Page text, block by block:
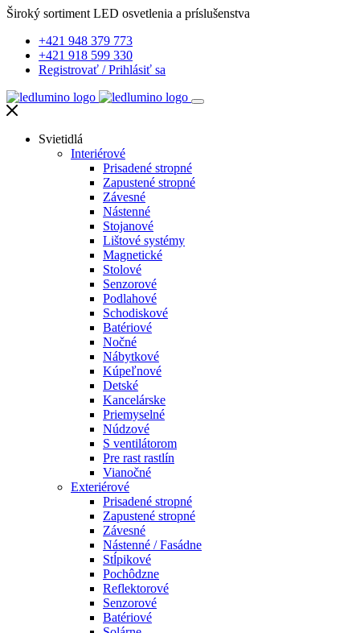
Široký sortiment LED osvetlenia a príslušenstva
+421 948 379 773
+421 918 599 330
Registrovať /Prihlásiť sa
Svietidlá
Interiérové
Prisadené stropné
Zapustené stropné
Závesné
Nástenné
Stojanové
Lištové systémy
Magnetické
Stolové
Senzorové
Podlahové
Schodiskové
Batériové
Nočné
Nábytkové
Kúpeľnové
Detské
Kancelárske
Priemyselné
Núdzové
S ventilátorom
Pre rast rastlín
Vianočné
Exteriérové
Prisadené stropné
Zapustené stropné
Závesné
Nástenné / Fasádne
Stĺpikové
Pochôdzne
Reflektorové
Senzorové
Batériové